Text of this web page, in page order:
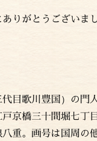
りがとうございまし
目歌川豊国）の
京橋三十間堀七丁
重。画号は国周の